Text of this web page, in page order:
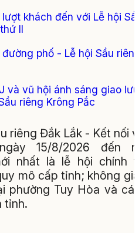
khách đến với Lễ hội
II
phố - Lễ hội Sầu
và vũ hội ánh sáng giao lưu
riêng Krông Pắc
riêng Đắk Lắk - Kết nối
15/8/2026 đến
nhất là lễ hội chính
mô cấp tỉnh; không
phường Tuy Hòa và
tỉnh.